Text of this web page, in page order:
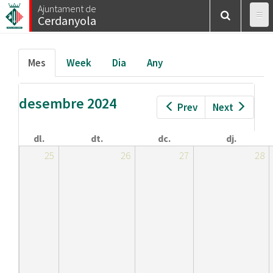
Vés
al
Ajuntament de
Cerdanyola
Esteu
aquí
Inici Calendar/Mes
Pestanyes
primàries
Mes (pestanya
activa)
Week Dia Any
Prev Next
desembre 2024
dl. dt. dc. dj.
25 26 27 28